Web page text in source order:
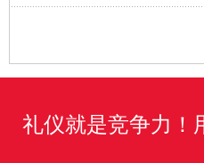
礼仪就是竞争力！